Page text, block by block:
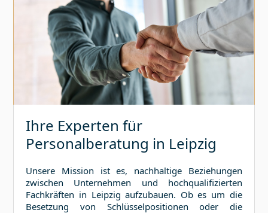
Ihre Experten für
Personalberatung in Leipzig
Unsere Mission ist es, nachhaltige Beziehungen
zwischen Unternehmen und hochqualifizierten
Fachkräften in Leipzig aufzubauen. Ob es um die
Besetzung von Schlüsselpositionen oder die